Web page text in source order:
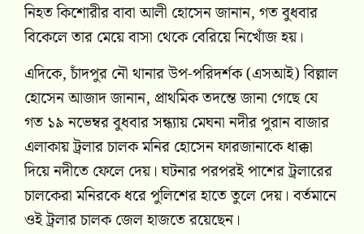
নিহত কিশোরীর বাবা আলী হোসেন জানান, গত বুধবার
বিকেলে তার মেয়ে বাসা থেকে বেরিয়ে নিখোঁজ হয়।
এদিকে, চাঁদপুর নৌ থানার উপ-পরিদর্শক (এসআই) বিল্লাল
হোসেন আজাদ জানান, প্রাথমিক তদন্তে জানা গেছে যে
গত ১৯ নভেম্বর বুধবার সন্ধ্যায় মেঘনা নদীর পুরান বাজার
এলাকায় ট্রলার চালক মনির হোসেন ফারজানাকে ধাক্কা
দিয়ে নদীতে ফেলে দেয়। ঘটনার পরপরই পাশের ট্রলারের
চালকেরা মনিরকে ধরে পুলিশের হাতে তুলে দেয়। বর্তমানে
ওই ট্রলার চালক জেল হাজতে রয়েছেন।